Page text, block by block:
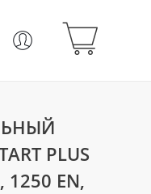
PLUS
1250 EN,